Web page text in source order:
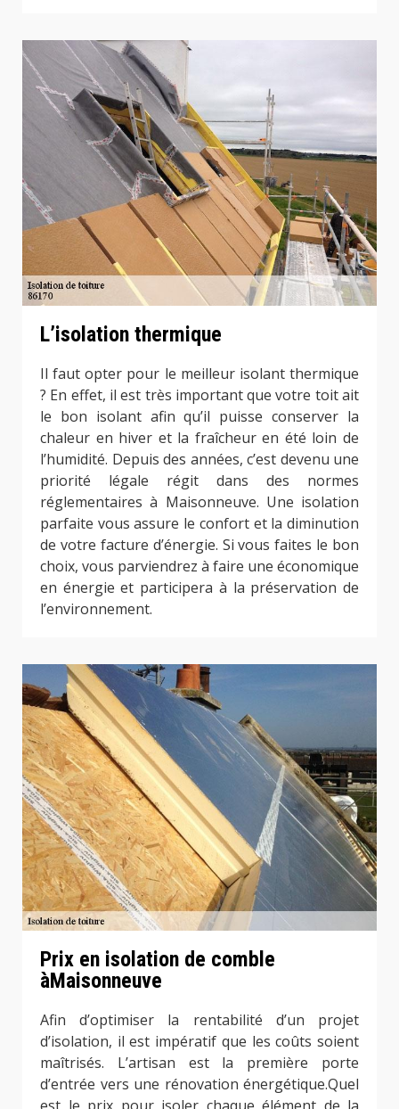
L’isolation thermique
Il faut opter pour le meilleur isolant thermique
? En effet, il est très important que votre toit ait
le bon isolant afin qu’il puisse conserver la
chaleur en hiver et la fraîcheur en été loin de
l’humidité. Depuis des années, c’est devenu une
priorité légale régit dans des normes
réglementaires à Maisonneuve. Une isolation
parfaite vous assure le confort et la diminution
de votre facture d’énergie. Si vous faites le bon
choix, vous parviendrez à faire une économique
en énergie et participera à la préservation de
l’environnement.
Prix en isolation de comble
àMaisonneuve
Afin d’optimiser la rentabilité d’un projet
d’isolation, il est impératif que les coûts soient
maîtrisés. L’artisan est la première porte
d’entrée vers une rénovation énergétique.Quel
est le prix pour isoler chaque élément de la